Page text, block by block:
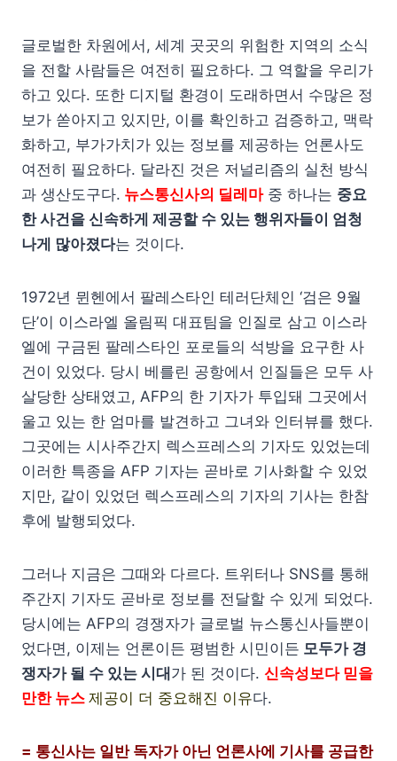
글로벌한 차원에서, 세계 곳곳의 위험한 지역의 소식
을 전할 사람들은 여전히 필요하다. 그 역할을 우리가
하고 있다. 또한 디지털 환경이 도래하면서 수많은 정
보가 쏟아지고 있지만, 이를 확인하고 검증하고, 맥락
화하고, 부가가치가 있는 정보를 제공하는 언론사도
여전히 필요하다. 달라진 것은 저널리즘의 실천 방식
과 생산도구다. 뉴스통신사의 딜레마중 하나는 중요
한 사건을 신속하게 제공할 수 있는 행위자들이 엄청
나게 많아졌다는 것이다.
1972년 뮌헨에서 팔레스타인 테러단체인 ‘검은 9월
단’이 이스라엘 올림픽 대표팀을 인질로 삼고 이스라
엘에 구금된 팔레스타인 포로들의 석방을 요구한 사
건이 있었다. 당시 베를린 공항에서 인질들은 모두 사
살당한 상태였고, AFP의 한 기자가 투입돼 그곳에서
울고 있는 한 엄마를 발견하고 그녀와 인터뷰를 했다.
그곳에는 시사주간지 렉스프레스의 기자도 있었는데
이러한 특종을 AFP 기자는 곧바로 기사화할 수 있었
지만, 같이 있었던 렉스프레스의 기자의 기사는 한참
후에 발행되었다.
그러나 지금은 그때와 다르다. 트위터나 SNS를 통해
주간지 기자도 곧바로 정보를 전달할 수 있게 되었다.
당시에는 AFP의 경쟁자가 글로벌 뉴스통신사들뿐이
었다면, 이제는 언론이든 평범한 시민이든 모두가 경
쟁자가 될 수 있는 시대가 된 것이다. 신속성보다 믿을
만한 뉴스 제공이 더 중요해진 이유다.
= 통신사는 일반 독자가 아닌 언론사에 기사를 공급한